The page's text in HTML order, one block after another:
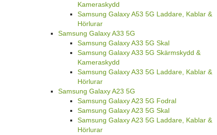
Kameraskydd
Samsung Galaxy A53 5G Laddare, Kablar &
Hörlurar
Samsung Galaxy A33 5G
Samsung Galaxy A33 5G Skal
Samsung Galaxy A33 5G Skärmskydd &
Kameraskydd
Samsung Galaxy A33 5G Laddare, Kablar &
Hörlurar
Samsung Galaxy A23 5G
Samsung Galaxy A23 5G Fodral
Samsung Galaxy A23 5G Skal
Samsung Galaxy A23 5G Laddare, Kablar &
Hörlurar